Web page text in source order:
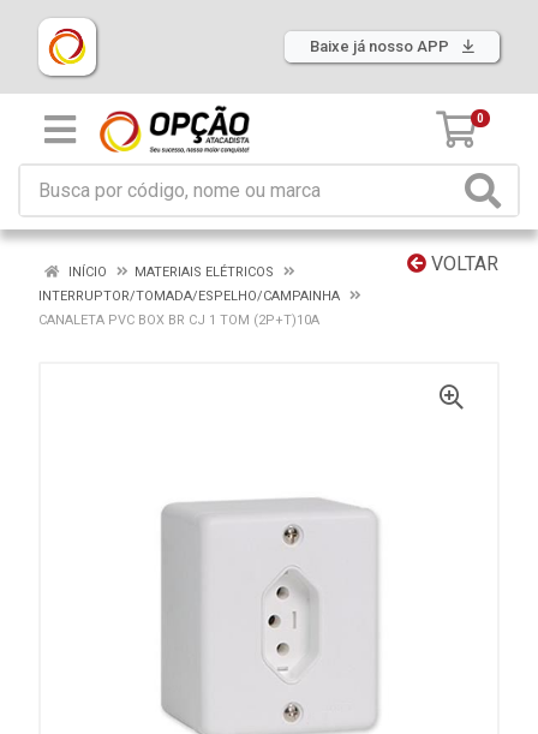
Baixe já nosso APP
0
VOLTAR
INÍCIO
MATERIAIS ELÉTRICOS
INTERRUPTOR/TOMADA/ESPELHO/CAMPAINHA
CANALETA PVC BOX BR CJ 1 TOM (2P+T)10A